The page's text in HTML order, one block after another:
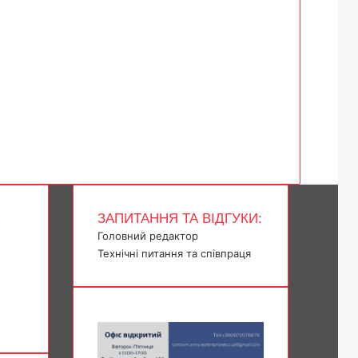
ЗАПИТАННЯ ТА ВІДГУКИ:
Головний редактор
Технічні питання та співпраця